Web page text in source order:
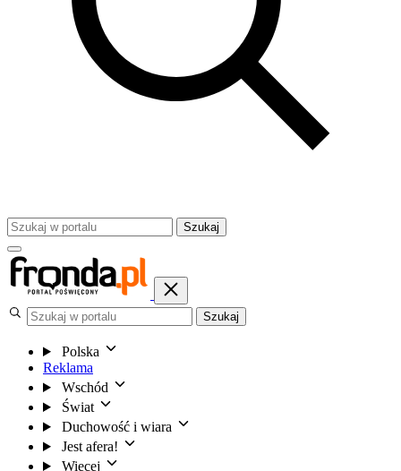
Szukaj
Szukaj
Polska
Reklama
Wschód
Świat
Duchowość i wiara
Jest afera!
Więcej